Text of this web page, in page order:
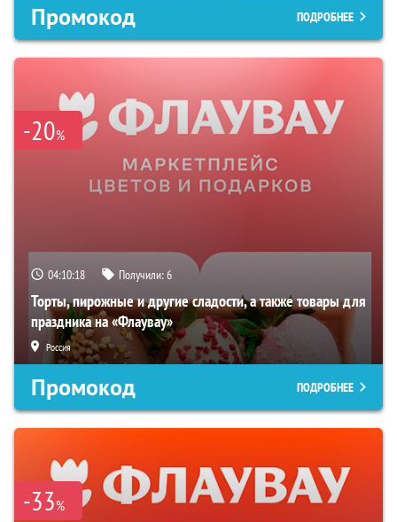
Промокод ПОДРОБНЕЕ
-20%
04:10:17 Получили:6
Торты, пирожные и другие сладости, а также товары для
праздника на «Флаувау»
Россия
Промокод ПОДРОБНЕЕ
-33%